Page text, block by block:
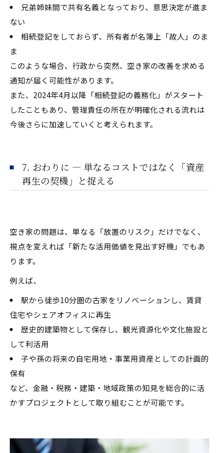
兄弟姉妹間で共有名義となっており、意思決定が進ま
ない
相続登記をしておらず、所有者が名簿上「故人」のま
ま
このような場合、行政から突然、空き家の改善を求める
通知が届く可能性があります。
また、2024年4月以降「相続登記の義務化」がスタート
したこともあり、管理責任の所在が明確化される流れは
今後さらに加速していくと考えられます。
7. おわりに ― 単なるコストではなく「資産
再生の契機」と捉える
空き家の問題は、単なる「放置のリスク」だけでなく、
視点を変えれば「新たな活用価値を見出す好機」でもあ
ります。
例えば、
駅から徒歩10分圏の古家をリノベーションし、賃貸
住宅やシェアオフィスに再生
歴史的建築物として保存し、観光資源化や文化施設と
して利活用
子や孫の将来の自宅用地・事業用資産としての計画的
保有
など、金融・税務・建築・地域政策の知見を総合的に活
かすプロジェクトとして取り組むことが可能です。